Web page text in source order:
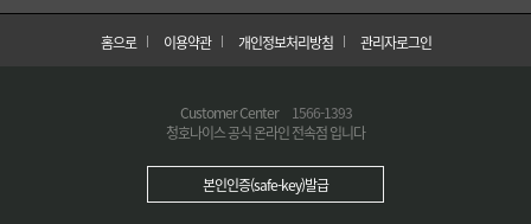
홈으로 이용약관 개인정보처리방침 관리자로그인
Customer Center
1566-1393
청호나이스 공식 온라인 전속점 입니다
본인인증(safe-key)발급